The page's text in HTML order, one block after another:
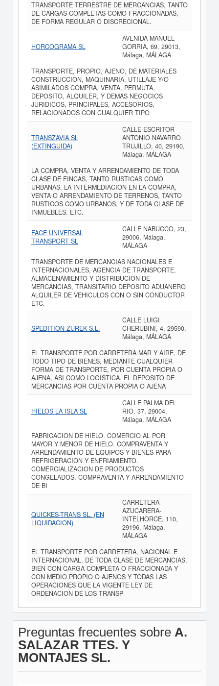
TRANSPORTE TERRESTRE DE MERCANCIAS, TANTO
DE CARGAS COMPLETAS COMO FRACCIONADAS,
DE FORMA REGULAR O DISCRECIONAL.
HORCOGRAMA SL
AVENIDA MANUEL
GORRIA, 69, 29013,
Málaga, MÁLAGA
TRANSPORTE, PROPIO, AJENO, DE MATERIALES
CONSTRUCCION, MAQUINARIA, UTILLAJE Y/O
ASIMILADOS COMPRA, VENTA, PERMUTA,
DEPOSITO, ALQUILER, Y DEMAS NEGOCIOS
JURIDICOS, PRINCIPALES, ACCESORIOS,
RELACIONADOS CON CUALQUIER TIPO
TRANSZAVIA SL
(EXTINGUIDA)
CALLE ESCRITOR
ANTONIO NAVARRO
TRUJILLO, 40, 29190,
Málaga, MÁLAGA
LA COMPRA, VENTA Y ARRENDAMIENTO DE TODA
CLASE DE FINCAS, TANTO RUSTICAS COMO
URBANAS. LA INTERMEDIACION EN LA COMPRA,
VENTA O ARRENDAMIENTO DE TERRENOS, TANTO
RUSTICOS COMO URBANOS, Y DE TODA CLASE DE
INMUEBLES. ETC.
FACE UNIVERSAL
TRANSPORT SL
CALLE NABUCCO, 23,
29006, Málaga,
MÁLAGA
TRANSPORTE DE MERCANCIAS NACIONALES E
INTERNACIONALES, AGENCIA DE TRANSPORTE,
ALMACENAMIENTO Y DISTRIBUCION DE
MERCANCIAS, TRANSITARIO DEPOSITO ADUANERO
ALQUILER DE VEHICULOS CON O SIN CONDUCTOR
ETC.
SPEDITION ZUREK S.L.
CALLE LUIGI
CHERUBINI, 4, 29590,
Málaga, MÁLAGA
EL TRANSPORTE POR CARRETERA MAR Y AIRE, DE
TODO TIPO DE BIENES, MEDIANTE CUALQUIER
FORMA DE TRANSPORTE, POR CUENTA PROPIA O
AJENA, ASI COMO LOGISTICA. EL DEPOSITO DE
MERCANCIAS POR CUENTA PROPIA O AJENA
HIELOS LA ISLA SL
CALLE PALMA DEL
RIO, 37, 29004,
Málaga, MÁLAGA
FABRICACION DE HIELO. COMERCIO AL POR
MAYOR Y MENOR DE HIELO. COMPRAVENTA Y
ARRENDAMIENTO DE EQUIPOS Y BIENES PARA
REFRIGERACION Y ENFRIAMIENTO.
COMERCIALIZACION DE PRODUCTOS
CONGELADOS. COMPRAVENTA Y ARRENDAMIENTO
DE BI
QUICKES-TRANS SL. (EN
LIQUIDACION)
CARRETERA
AZUCARERA-
INTELHORCE, 110,
29196, Málaga,
MÁLAGA
EL TRANSPORTE POR CARRETERA, NACIONAL E
INTERNACIONAL, DE TODA CLASE DE MERCANCIAS,
BIEN CON CARGA COMPLETA O FRACCIONADA Y
CON MEDIO PROPIO O AJENOS Y TODAS LAS
OPERACIONES QUE LA VIGENTE LEY DE
ORDENACION DE LOS TRANSP
Preguntas frecuentes sobre A.
SALAZAR TTES. Y
MONTAJES SL.